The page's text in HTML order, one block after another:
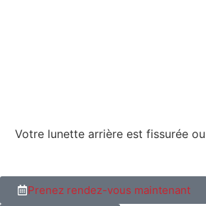
Votre lunette arrière est fissurée
Prenez rendez-vous maintenant